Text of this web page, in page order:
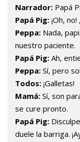
Narrador: Papá
Papá Pig: ¡Oh,
Peppa: Nada,
nuestro paciente.
Papá Pig: Ah,
Peppa: Sí, pero
Todos: ¡Galletas!
Mamá: Sí, son
se cure pronto.
Papá Pig:
duele la barriga.